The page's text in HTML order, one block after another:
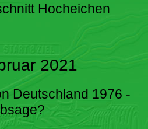
Hocheichen
2021
Deutschland 1976 -